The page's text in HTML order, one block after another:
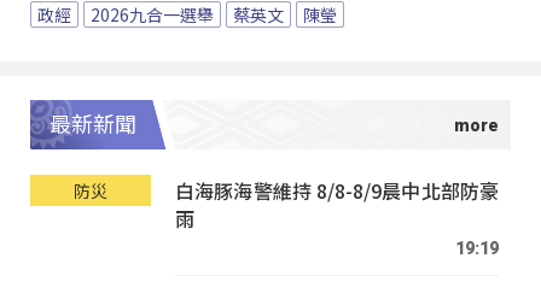
政經 2026九合一選舉 蔡英文 陳瑩
最新新聞
防災
白海豚海警維持 8/8-8/9晨中北部防豪
雨
19:19